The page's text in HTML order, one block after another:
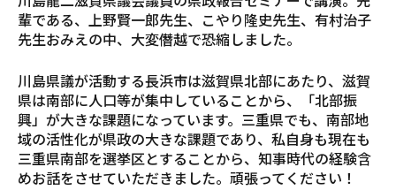
輩である、上野賢一郎先生、こやり隆史先生、有村治子
先生おみえの中、大変僭越で恐縮しました。
川島県議が活動する長浜市は滋賀県北部にあたり、滋賀
県は南部に人口等が集中していることから、「北部振
興」が大きな課題になっています。三重県でも、南部地
域の活性化が県政の大きな課題であり、私自身も現在も
三重県南部を選挙区とすることから、知事時代の経験含
めお話をさせていただきました。頑張ってください！